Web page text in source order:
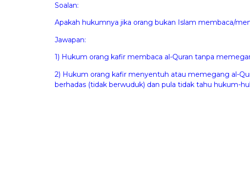
Soalan:
Apakah hukumnya jika orang bukan Islam membaca/
Jawapan:
1) Hukum orang kafir membaca al-Quran tanpa
2) Hukum orang kafir menyentuh atau memegang al-
berhadas (tidak berwuduk) dan pula tidak tahu hukum-